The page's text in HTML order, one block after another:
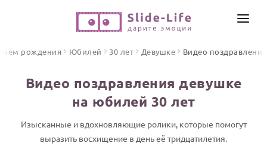
ПО ФОРМАТУ
Песни поздравления
ИНСТРУМЕНТЫ
ЦЕНЫ
рождения Юбилей 30 лет Девушке Видео поздравления
Видео поздравления девушке
на юбилей 30 лет
Изысканные и вдохновляющие ролики, которые помогут
выразить восхищение в день её тридцатилетия.